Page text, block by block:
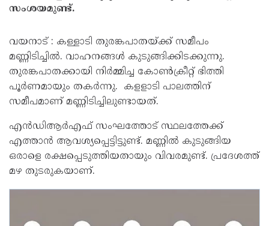
സംശയമുണ്ട്.
വയനാട് : കള്ളാടി തുരങ്കപാതയ്ക്ക് സമീപം
മണ്ണിടിച്ചിൽ. വാഹനങ്ങൾ കുടുങ്ങിക്കിടക്കുന്നു.
തുരങ്കപാതക്കായി നിർമ്മിച്ച കോൺക്രീറ്റ് ഭിത്തി
പൂർണമായും തകർന്നു. കളളാടി പാലത്തിന്
സമീപമാണ് മണ്ണിടിച്ചിലുണ്ടായത്.
എന്‍ഡിആര്‍എഫ് സംഘത്തോട് സ്ഥലത്തേക്ക്
എത്താന്‍ ആവശ്യപ്പെട്ടിട്ടുണ്ട്. മണ്ണില്‍ കുടുങ്ങിയ
ഒരാളെ രക്ഷപ്പെടുത്തിയതായും വിവരമുണ്ട്. പ്രദേശത്ത്
മഴ തുടരുകയാണ്.